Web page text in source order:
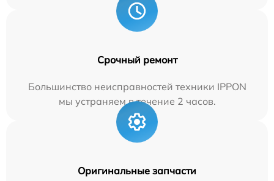
Срочный ремонт
Большинство неисправностей техники IPPON
мы устраняем в течение 2 часов.
Оригинальные запчасти